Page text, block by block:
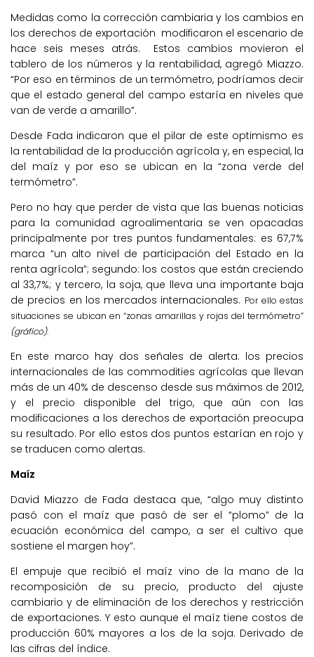
Medidas como la corrección cambiaria y los cambios en
los derechos de exportación modificaron el escenario de
hace seis meses atrás. Estos cambios movieron el
tablero de los números y la rentabilidad, agregó Miazzo.
“Por eso en términos de un termómetro, podríamos decir
que el estado general del campo estaría en niveles que
van de verde a amarillo”.
Desde Fada indicaron que el pilar de este optimismo es
la rentabilidad de la producción agrícola y, en especial, la
del maíz y por eso se ubican en la “zona verde del
termómetro”.
Pero no hay que perder de vista que las buenas noticias
para la comunidad agroalimentaria se ven opacadas
principalmente por tres puntos fundamentales: es 67,7%
marca “un alto nivel de participación del Estado en la
renta agrícola”; segundo: los costos que están creciendo
al 33,7%; y tercero, la soja, que lleva una importante baja
de precios en los mercados internacionales. Por ello estas
situaciones se ubican en “zonas amarillas y rojas del termómetro”
(gráfico).
En este marco hay dos señales de alerta: los precios
internacionales de las commodities agrícolas que llevan
más de un 40% de descenso desde sus máximos de 2012,
y el precio disponible del trigo, que aún con las
modificaciones a los derechos de exportación preocupa
su resultado. Por ello estos dos puntos estarían en rojo y
se traducen como alertas.
Maíz
David Miazzo de Fada destaca que, “algo muy distinto
pasó con el maíz que pasó de ser el “plomo” de la
ecuación económica del campo, a ser el cultivo que
sostiene el margen hoy”.
El empuje que recibió el maíz vino de la mano de la
recomposición de su precio, producto del ajuste
cambiario y de eliminación de los derechos y restricción
de exportaciones. Y esto aunque el maíz tiene costos de
producción 60% mayores a los de la soja. Derivado de
las cifras del índice.